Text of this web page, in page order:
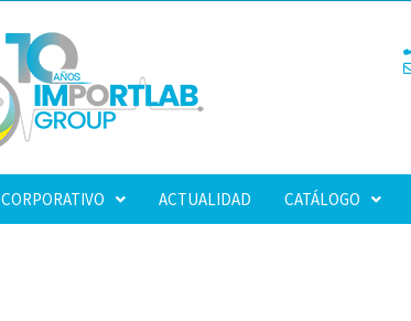
CORPORATIVO ACTUALIDAD CATÁLOGO